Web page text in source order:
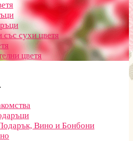
сухи цветя
цветя
Вино и Бонбони